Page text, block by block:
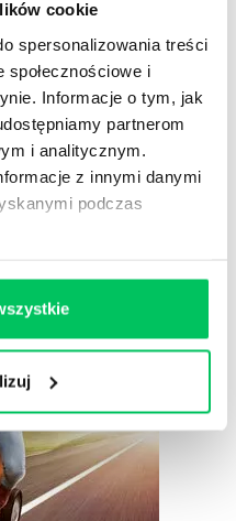
cookie
spersonalizowania treści
społecznościowe i
Informacje o tym, jak
partnerom
i analitycznym.
z innymi danymi
podczas
MIESZA
WYSZEDŁ SMACZNY
wykonać serię zdjęć.
inne będą wymagały
inne kreatywności.
nagrodzone podczas